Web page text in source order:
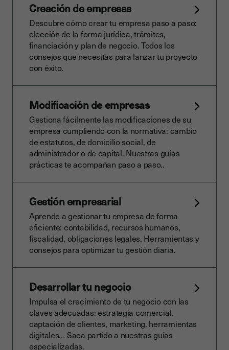
Creación de empresas
Descubre cómo crear tu empresa paso a paso:
elección de la forma jurídica, trámites,
financiación y plan de negocio. Todos los
consejos que necesitas para lanzar tu proyecto
con éxito.
Modificación de empresas
Gestiona fácilmente las modificaciones de su
empresa cumpliendo con la normativa: cambio
de estatutos, de domicilio social, de
administrador o de capital. Nuestras guías
prácticas te acompañan paso a paso..
Gestión empresarial
Aprende a gestionar tu empresa de forma
eficiente: contabilidad, recursos humanos,
fiscalidad, obligaciones legales. Herramientas y
consejos para optimizar tu gestión diaria.
Desarrollar tu negocio
Impulsa el crecimiento de tu negocio con las
claves adecuadas: estrategia comercial,
captación de clientes, marketing, herramientas
digitales… Saca partido a nuestras guías
especializadas.